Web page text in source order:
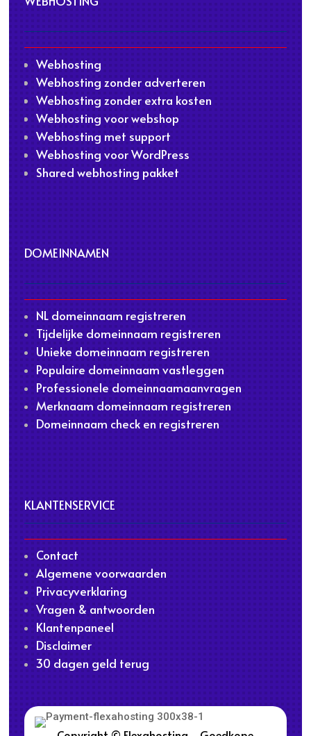
Webhosting
Webhosting zonder adverteren
Webhosting zonder extra kosten
Webhosting voor webshop
Webhosting met support
Webhosting voor WordPress
Shared webhosting pakket
DOMEINNAMEN
NL domeinnaam registreren
Tijdelijke domeinnaam registreren
Unieke domeinnaam registreren
Populaire domeinnaam vastleggen
Professionele domeinnaamaanvragen
Merknaam domeinnaam registreren
Domeinnaam check en registreren
KLANTENSERVICE
Contact
Algemene voorwaarden
Privacyverklaring
Vragen & antwoorden
Klantenpaneel
Disclaimer
30 dagen geld terug